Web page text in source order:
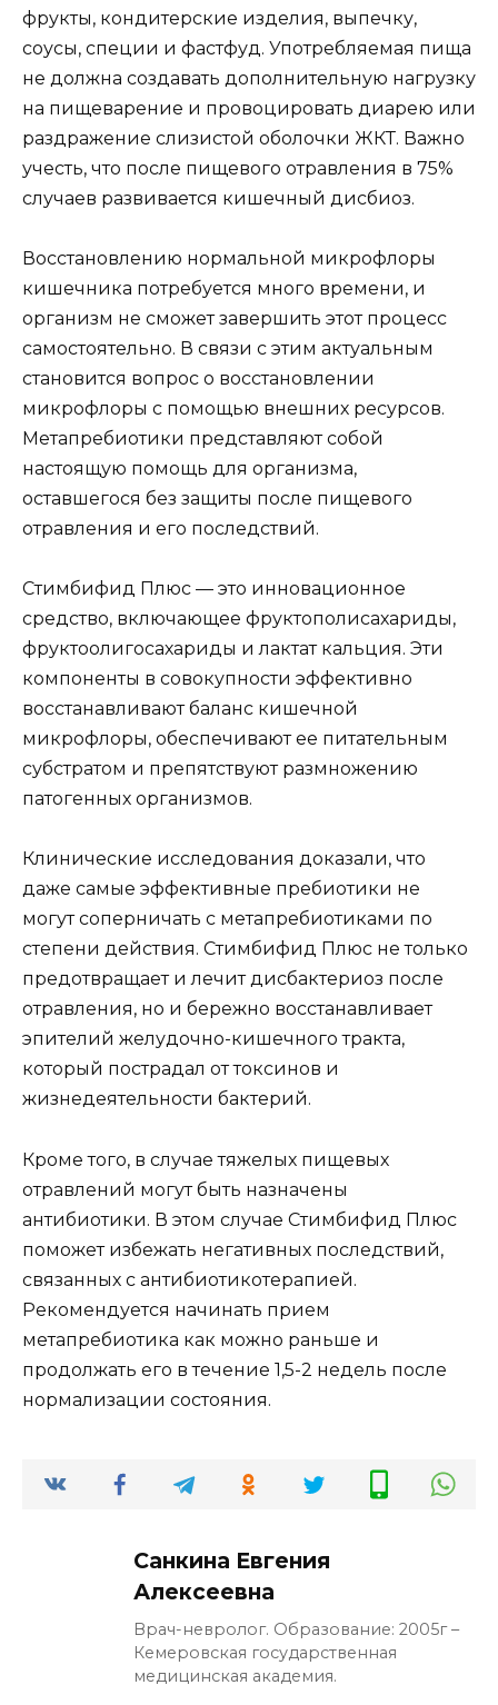
фрукты, кондитерские изделия, выпечку,
соусы, специи и фастфуд. Употребляемая пища
не должна создавать дополнительную нагрузку
на пищеварение и провоцировать диарею или
раздражение слизистой оболочки ЖКТ. Важно
учесть, что после пищевого отравления в 75%
случаев развивается кишечный дисбиоз.
Восстановлению нормальной микрофлоры
кишечника потребуется много времени, и
организм не сможет завершить этот процесс
самостоятельно. В связи с этим актуальным
становится вопрос о восстановлении
микрофлоры с помощью внешних ресурсов.
Метапребиотики представляют собой
настоящую помощь для организма,
оставшегося без защиты после пищевого
отравления и его последствий.
Стимбифид Плюс — это инновационное
средство, включающее фруктополисахариды,
фруктоолигосахариды и лактат кальция. Эти
компоненты в совокупности эффективно
восстанавливают баланс кишечной
микрофлоры, обеспечивают ее питательным
субстратом и препятствуют размножению
патогенных организмов.
Клинические исследования доказали, что
даже самые эффективные пребиотики не
могут соперничать с метапребиотиками по
степени действия. Стимбифид Плюс не только
предотвращает и лечит дисбактериоз после
отравления, но и бережно восстанавливает
эпителий желудочно-кишечного тракта,
который пострадал от токсинов и
жизнедеятельности бактерий.
Кроме того, в случае тяжелых пищевых
отравлений могут быть назначены
антибиотики. В этом случае Стимбифид Плюс
поможет избежать негативных последствий,
связанных с антибиотикотерапией.
Рекомендуется начинать прием
метапребиотика как можно раньше и
продолжать его в течение 1,5-2 недель после
нормализации состояния.
Санкина Евгения
Алексеевна
Врач-невролог. Образование: 2005г –
Кемеровская государственная
медицинская академия.